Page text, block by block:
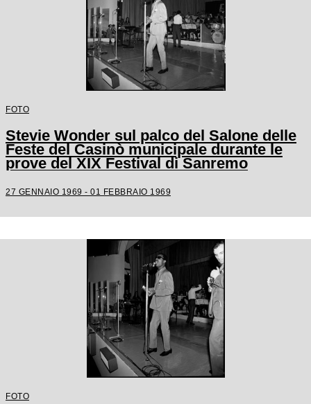
FOTO
Stevie Wonder sul palco del Salone delle
Feste del Casinò municipale durante le
prove del XIX Festival di Sanremo
27 GENNAIO 1969 - 01 FEBBRAIO 1969
FOTO